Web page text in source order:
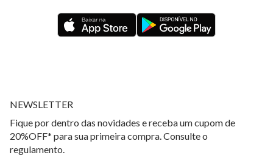
NEWSLETTER
Fique por dentro das novidades e receba um cupom de
20%OFF* para sua primeira compra. Consulte o
regulamento.